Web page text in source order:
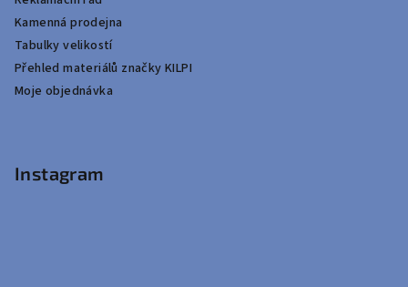
Kamenná prodejna
Tabulky velikostí
Přehled materiálů značky KILPI
Moje objednávka
Instagram